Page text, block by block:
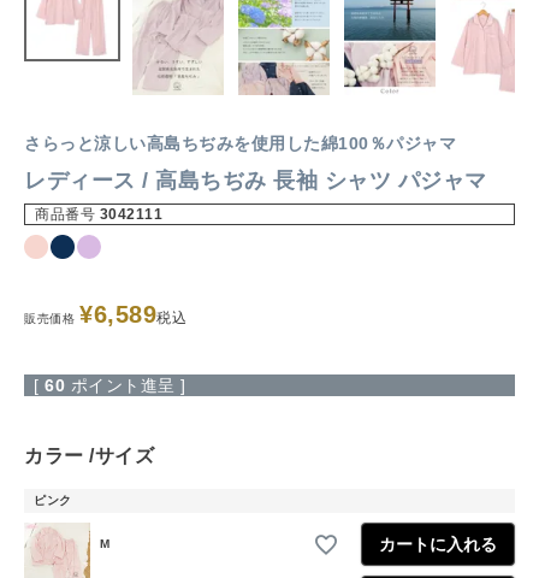
さらっと涼しい高島ちぢみを使用した綿100％パジャマ
レディース / 高島ちぢみ 長袖 シャツ パジャマ
商品番号 3042111
販売価格 ¥6,589税込
[ 60 ポイント進呈 ]
カラー サイズ
ピンク
M カートに入れる